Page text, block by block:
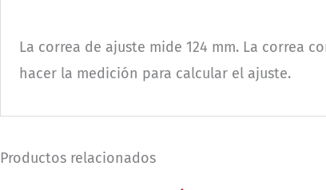
La correa de ajuste mide 124 mm. La correa
hacer la medición para calcular el ajuste.
Productos relacionados